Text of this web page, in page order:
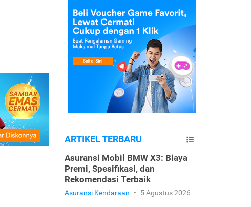
ARTIKEL TERBARU
Asuransi Mobil BMW X3: Biaya
Premi, Spesifikasi, dan
Rekomendasi Terbaik
Asuransi Kendaraan • 5 Agustus 2026